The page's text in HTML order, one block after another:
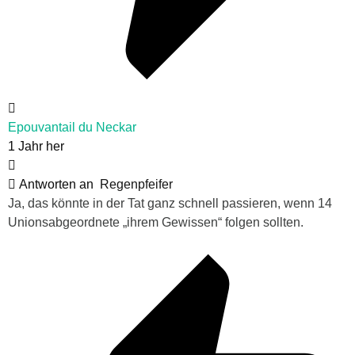
Epouvantail du Neckar
1 Jahr her
Antworten an
Regenpfeifer
Ja, das könnte in der Tat ganz schnell passieren, wenn 14
Unionsabgeordnete „ihrem Gewissen“ folgen sollten.